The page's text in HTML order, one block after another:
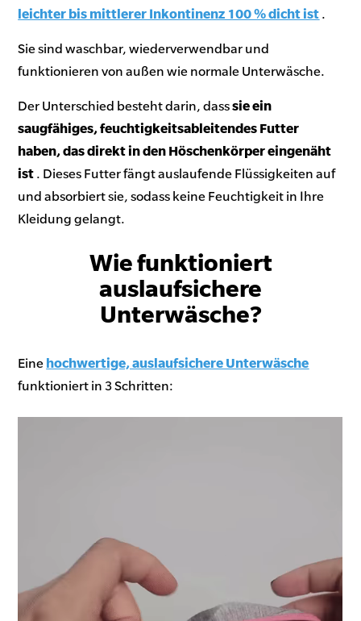
leichter bis mittlerer Inkontinenz 100 % dicht ist .
Sie sind waschbar, wiederverwendbar und
funktionieren von außen wie normale Unterwäsche.
Der Unterschied besteht darin, dasssie ein
saugfähiges, feuchtigkeitsableitendes Futter
haben, das direkt in den Höschenkörper eingenäht
ist . Dieses Futter fängt auslaufende Flüssigkeiten auf
und absorbiert sie, sodass keine Feuchtigkeit in Ihre
Kleidung gelangt.
Wie funktioniert
auslaufsichere
Unterwäsche?
Eine hochwertige, auslaufsichere Unterwäsche
funktioniert in 3 Schritten: